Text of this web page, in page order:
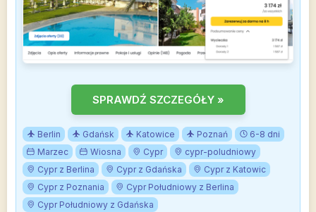
SPRAWDŹ SZCZEGÓŁY »
Berlin Gdańsk Katowice Poznań
6-8 dni
Marzec
Wiosna Cypr
cypr-poludniowy
Cypr z Berlina
Cypr z Gdańska
Cypr z Katowic
Cypr z Poznania
Cypr Południowy z Berlina
Cypr Południowy z Gdańska